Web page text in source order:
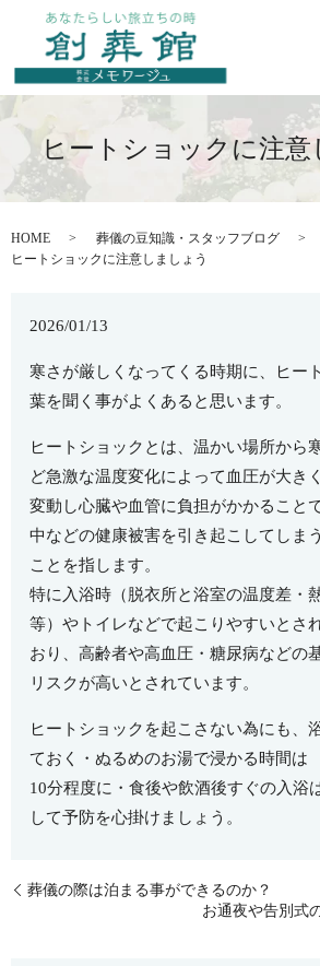
ヒートショックに注
HOME
葬儀の豆知識・スタッフブログ
ヒートショックに注意しましょう
2026/01/13
寒さが厳しくなってくる時期に、ヒー
葉を聞く事がよくあると思います。
ヒートショックとは、温かい場所から
ど急激な温度変化によって血圧が大きく
変動し心臓や血管に負担がかかること
中などの健康被害を引き起こしてしまう
ことを指します。
特に入浴時（脱衣所と浴室の温度差・
等）やトイレなどで起こりやすいとさ
おり、高齢者や高血圧・糖尿病などの
リスクが高いとされています。
ヒートショックを起こさない為にも、
ておく・ぬるめのお湯で浸かる時間は
10分程度に・食後や飲酒後すぐの入浴
して予防を心掛けましょう。
葬儀の際は泊まる事ができるのか？
お通夜や告別式